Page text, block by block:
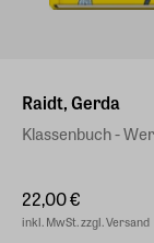
Raidt, Gerda
Klassenbuch -
22,00 €
inkl. MwSt. zzgl. Versand